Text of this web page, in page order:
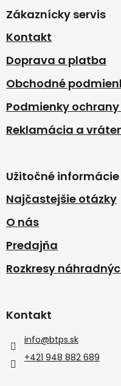
p
ä
e
Zákaznícky servis
Kontakt
Doprava a platba
Obchodné
Podmienky
Reklamácia a
Užitočné informácie
Najčastejšie otázky
O nás
Predajňa
Rozkresy
Kontakt
info@btps.sk
+421 948 882 689